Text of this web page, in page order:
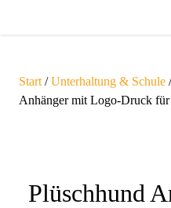
Start /Unterhaltung & Schule
Anhänger mit Logo-Druck
Plüschhund